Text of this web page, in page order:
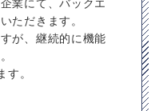
ただきます。
が、継続的に機能
。